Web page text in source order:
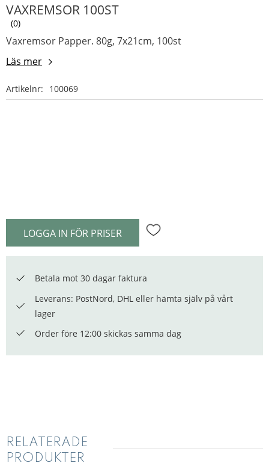
VAXREMSOR 100ST
0
Vaxremsor Papper. 80g, 7x21cm, 100st
Läs mer
LOGGA IN FÖR PRISER Lägg till i favoriter
Artikelnr 100069
Betala mot 30 dagar faktura
Leverans: PostNord, DHL eller hämta själv på vårt
lager
Order före 12:00 skickas samma dag
RELATERADE
PRODUKTER